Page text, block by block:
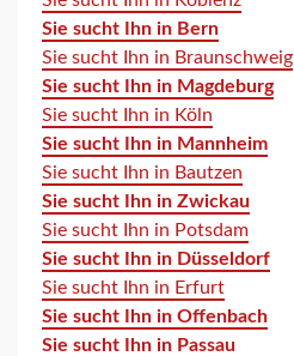
Sie sucht Ihn in Bern
Sie sucht Ihn in Braunschweig
Sie sucht Ihn in Magdeburg
Sie sucht Ihn in Köln
Sie sucht Ihn in Mannheim
Sie sucht Ihn in Bautzen
Sie sucht Ihn in Zwickau
Sie sucht Ihn in Potsdam
Sie sucht Ihn in Düsseldorf
Sie sucht Ihn in Erfurt
Sie sucht Ihn in Offenbach
Sie sucht Ihn in Passau